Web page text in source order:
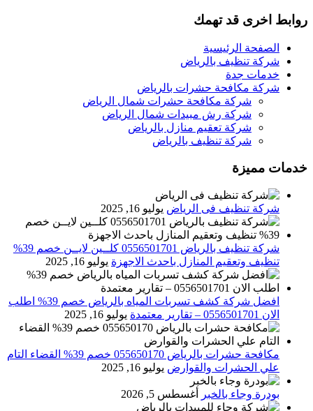
روابط اخرى قد تهمك
الصفحة الرئيسية
شركة تنظيف بالرياض
خدمات جدة
شركة مكافحة حشرات بالرياض
شركة مكافحة حشرات شمال الرياض
شركة رش مبيدات شمال الرياض
شركة تعقيم منازل بالرياض
شركة تنظيف بالرياض
خدمات مميزة
شركة تنظيف فى الرياض يوليو 16, 2025
شركة تنظيف بالرياض 0556501701 كلــين لايــن خصم 39%
تنظيف وتعقيم المنازل باحدث الاجهزة يوليو 16, 2025
افضل شركة كشف تسربات المياه بالرياض خصم 39% اطلب
الان 0556501701‬‏ – تقارير معتمدة
يوليو 16, 2025
مكافحة حشرات بالرياض 055650170 خصم 39% القضاء التام
علي الحشرات والقوارض يوليو 16, 2025
بودرة وجاء بالخبر أغسطس 5, 2026